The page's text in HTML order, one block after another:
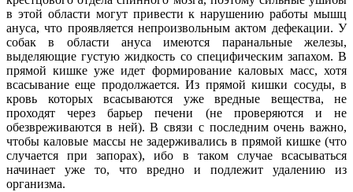
в этой области могут привести к нарушению работы мышц
ануса, что проявляется непроизвольным актом дефекации. У
собак в области ануса имеются паранальные железы,
выделяющие густую жидкость со специфическим запахом. В
прямой кишке уже идет формирование каловых масс, хотя
всасывание еще продолжается. Из прямой кишки сосуды, в
кровь которых всасываются уже вредные вещества, не
проходят через барьер печени (не проверяются и не
обезвреживаются в ней). В связи с последним очень важно,
чтобы каловые массы не задерживались в прямой кишке (что
случается при запорах), ибо в таком случае всасываться
начинает уже то, что вредно и подлежит удалению из
организма.